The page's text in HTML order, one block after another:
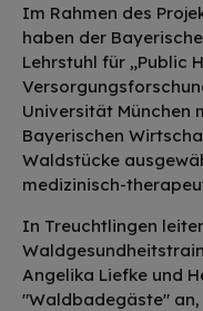
Im Rahmen des
haben der
Lehrstuhl für „Public
Universität München
Bayerischen
Waldstücke
medizinisch-
In Treuchtlingen
Angelika Liefke und
"Waldbadegäste" an,